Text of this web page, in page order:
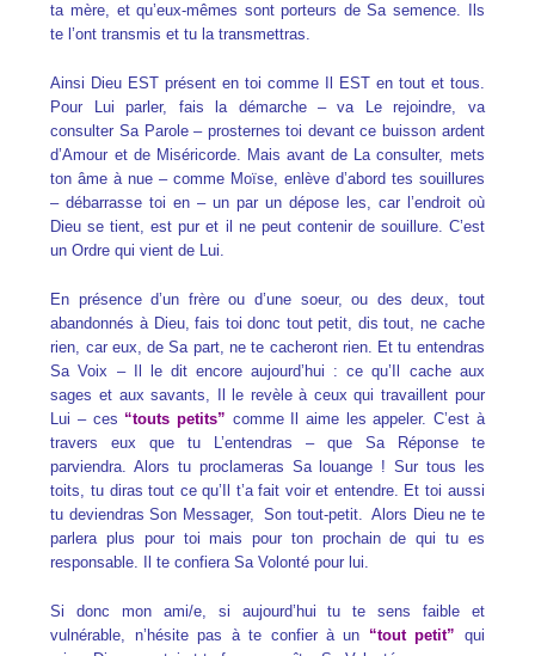
ta mère, et qu’eux-mêmes sont porteurs de Sa semence. Ils
te l’ont transmis et tu la transmettras.
Ainsi Dieu EST présent en toi comme Il EST en tout et tous.
Pour Lui parler, fais la démarche – va Le rejoindre, va
consulter Sa Parole – prosternes toi devant ce buisson ardent
d’Amour et de Miséricorde. Mais avant de La consulter, mets
ton âme à nue – comme Moïse, enlève d’abord tes souillures
– débarrasse toi en – un par un dépose les, car l’endroit où
Dieu se tient, est pur et il ne peut contenir de souillure. C’est
un Ordre qui vient de Lui.
En présence d’un frère ou d’une soeur, ou des deux, tout
abandonnés à Dieu, fais toi donc tout petit, dis tout, ne cache
rien, car eux, de Sa part, ne te cacheront rien. Et tu entendras
Sa Voix – Il le dit encore aujourd’hui : ce qu’Il cache aux
sages et aux savants, Il le revèle à ceux qui travaillent pour
Lui – ces “touts petits” comme Il aime les appeler. C’est à
travers eux que tu L’entendras – que Sa Réponse te
parviendra. Alors tu proclameras Sa louange ! Sur tous les
toits, tu diras tout ce qu’Il t’a fait voir et entendre. Et toi aussi
tu deviendras Son Messager, Son tout-petit. Alors Dieu ne te
parlera plus pour toi mais pour ton prochain de qui tu es
responsable. Il te confiera Sa Volonté pour lui.
Si donc mon ami/e, si aujourd’hui tu te sens faible et
vulnérable, n’hésite pas à te confier à un “tout petit” qui